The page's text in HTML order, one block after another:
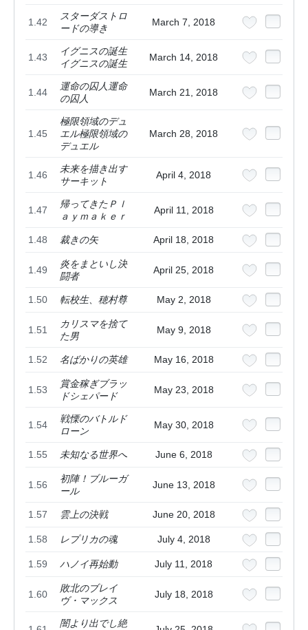
1.42
スターダストロ
ードの導き
March 7, 2018
1.43
イグニスの誕生
イグニスの誕生
March 14, 2018
1.44
運命の囚人運命
の囚人
March 21, 2018
1.45
極限領域のデュ
エル極限領域の
デュエル
March 28, 2018
1.46
未来を描き出す
サーキット
April 4, 2018
1.47
帰ってきたＰｌ
ａｙｍａｋｅｒ
April 11, 2018
1.48 裁きの矢 April 18, 2018
1.49
炎をまといし決
闘者
April 25, 2018
1.50 転校生、穂村尊 May 2, 2018
1.51
カリスマを捨て
た男
May 9, 2018
1.52 名ばかりの英雄 May 16, 2018
1.53
賞金稼ぎブラッ
ドシェパード
May 23, 2018
1.54
戦慄のバトルド
ローン
May 30, 2018
1.55 未知なる世界へ June 6, 2018
1.56
初陣！ブルーガ
ール
June 13, 2018
1.57 雲上の決戦 June 20, 2018
1.58 レプリカの魂 July 4, 2018
1.59 ハノイ再始動 July 11, 2018
1.60
敗北のブレイ
ヴ・マックス
July 18, 2018
闇より出でし絶